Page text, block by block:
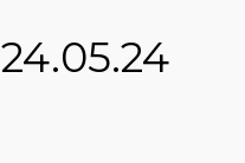
24.05.24